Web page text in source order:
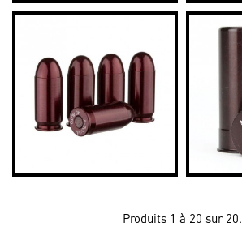
Produits 1 à 20 sur 20.